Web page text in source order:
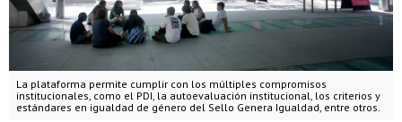
La plataforma permite cumplir con los múltiples compromisos
institucionales, como el PDI, la autoevaluación institucional, los criterios y
estándares en igualdad de género del Sello Genera Igualdad, entre otros.